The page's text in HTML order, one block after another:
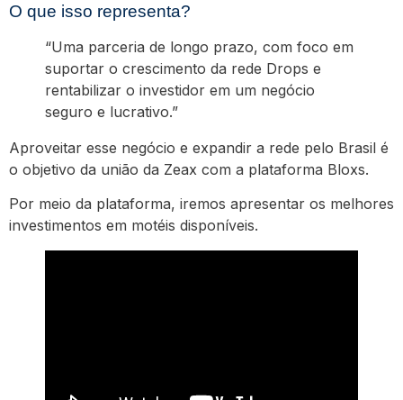
O que isso representa?
“Uma parceria de longo prazo, com foco em
suportar o crescimento da rede Drops e
rentabilizar o investidor em um negócio
seguro e lucrativo.”
Aproveitar esse negócio e expandir a rede pelo Brasil é
o objetivo da união da Zeax com a plataforma Bloxs.
Por meio da plataforma, iremos apresentar os melhores
investimentos em motéis disponíveis.